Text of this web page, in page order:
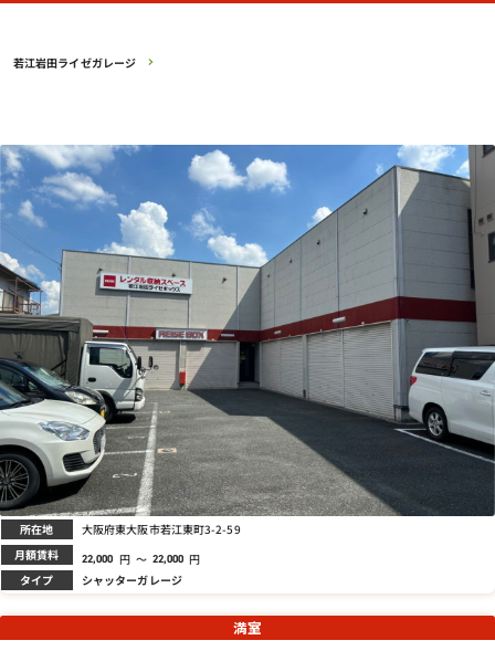
若江岩田ライゼガレージ
所在地 大阪府東大阪市若江東町3-2-59
月額賃料 22,000 円 ～ 22,000 円
タイプ シャッターガレージ
満室